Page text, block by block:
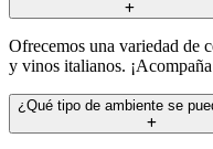
Ofrecemos una variedad de
y vinos italianos.
¿Qué tipo de ambiente se